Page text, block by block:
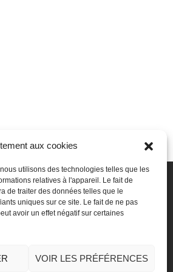
aux cookies
utilisons des technologies telles que les
relatives à l'appareil. Le fait de
de traiter des données telles que le
uniques sur ce site. Le fait de ne pas
avoir un effet négatif sur certaines
VOIR LES PRÉFÉRENCES